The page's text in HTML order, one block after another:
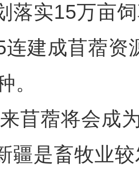
落实15万亩
连建成苜蓿资
。
蓿将会成为
疆是畜牧业